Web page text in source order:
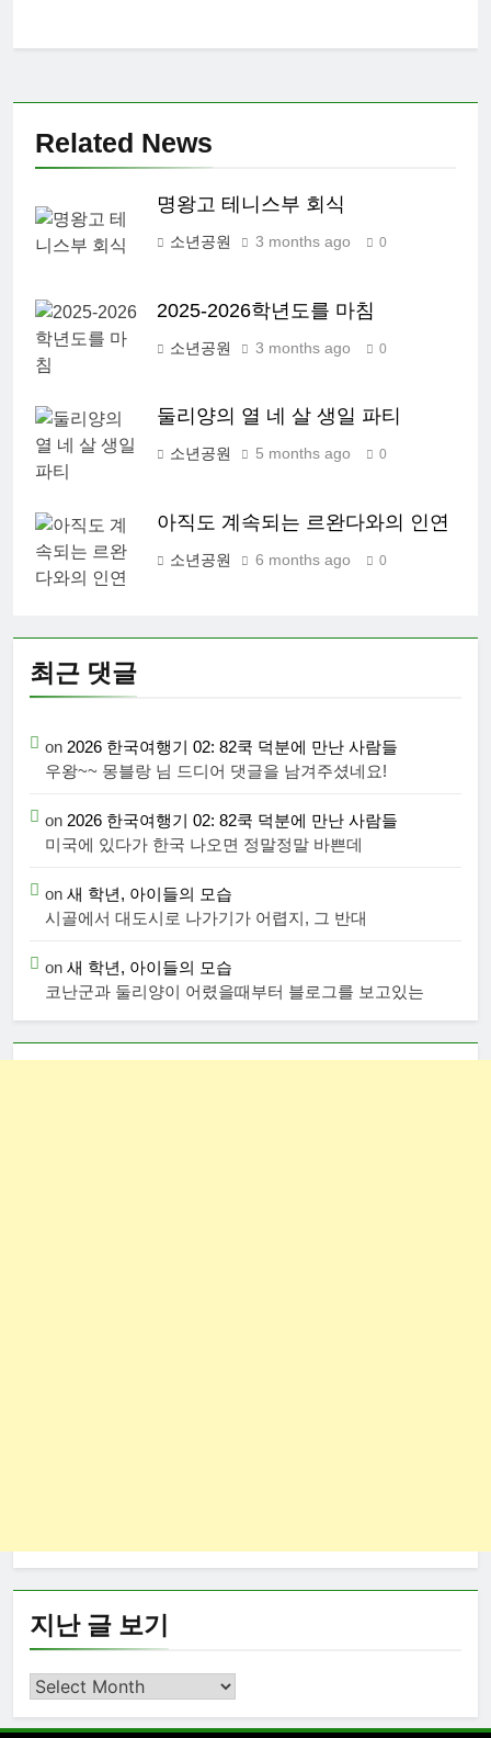
Related News
명왕고 테니스부 회식
소년공원 3 months ago 0
2025-2026학년도를 마침
소년공원 3 months ago 0
둘리양의 열 네 살 생일 파티
소년공원 5 months ago 0
아직도 계속되는 르완다와의 인연
소년공원 6 months ago 0
최근 댓글
on 2026 한국여행기 02: 82쿡 덕분에 만난 사람들
우왕~~ 몽블랑 님 드디어 댓글을 남겨주셨네요!
on 2026 한국여행기 02: 82쿡 덕분에 만난 사람들
미국에 있다가 한국 나오면 정말정말 바쁜데
on 새 학년, 아이들의 모습
시골에서 대도시로 나가기가 어렵지, 그 반대
on 새 학년, 아이들의 모습
코난군과 둘리양이 어렸을때부터 블로그를 보고있는
지난 글 보기
지